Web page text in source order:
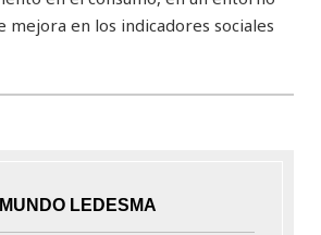
mejora en los indicadores sociales
LEDESMA